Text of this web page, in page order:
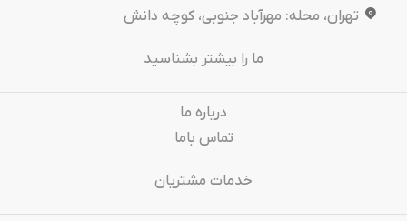
تهران، محله: مهرآباد جنوبی، کوچه دانش
ما را بیشتر بشناسید
درباره‌ ما
تماس باما
خدمات مشتریان